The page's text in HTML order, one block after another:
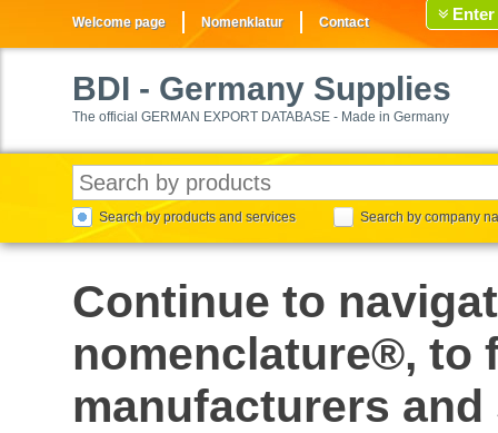
Welcome page Nomenklatur Contact
BDI - Germany Supplies
The official GERMAN EXPORT DATABASE - Made in Germany
Search by products and services Search by company
Continue to
nomenclature®, to
manufacturers